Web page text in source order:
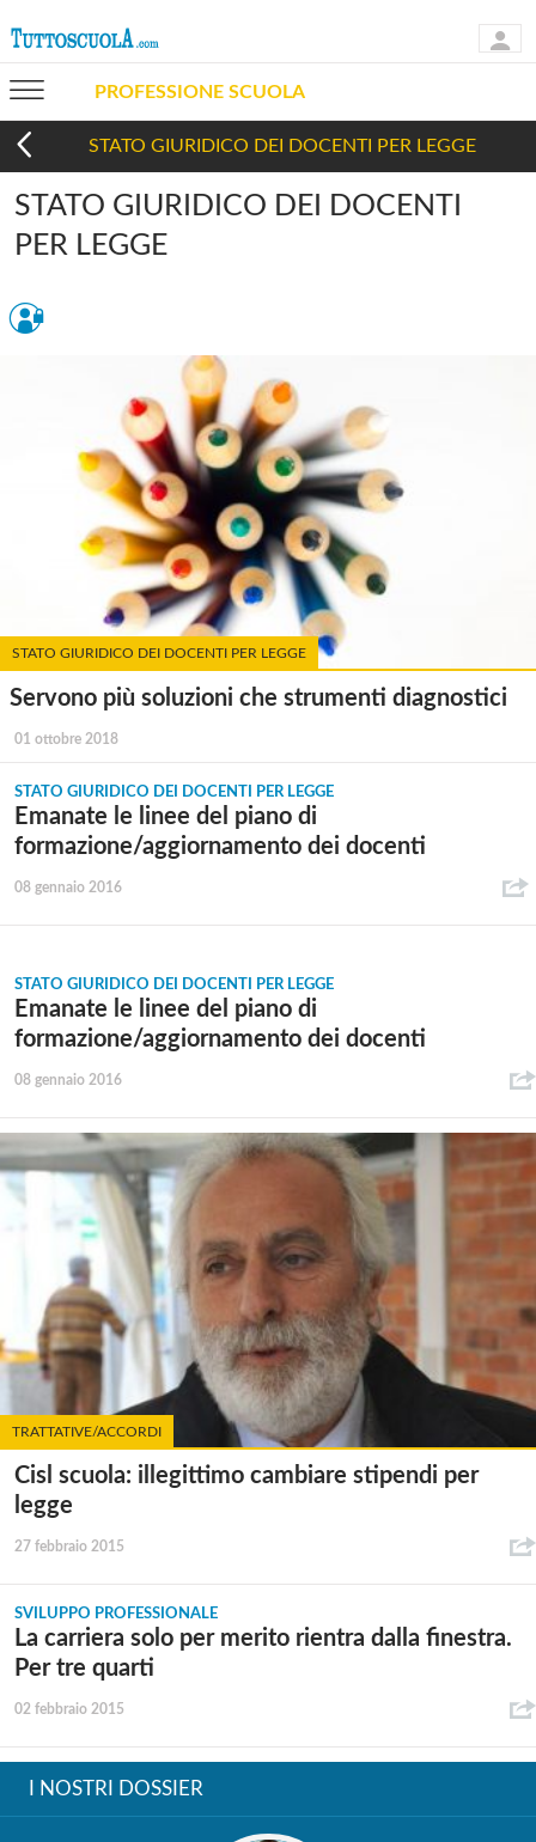
PROFESSIONE SCUOLA
STATO GIURIDICO DEI DOCENTI PER LEGGE
STATO GIURIDICO DEI DOCENTI
PER LEGGE
STATO GIURIDICO DEI DOCENTI PER LEGGE
Servono più soluzioni che strumenti diagnostici
01 ottobre 2018
STATO GIURIDICO DEI DOCENTI PER LEGGE
Emanate le linee del piano di
formazione/aggiornamento dei docenti
08 gennaio 2016
STATO GIURIDICO DEI DOCENTI PER LEGGE
Emanate le linee del piano di
formazione/aggiornamento dei docenti
08 gennaio 2016
TRATTATIVE/ACCORDI
Cisl scuola: illegittimo cambiare stipendi per
legge
27 febbraio 2015
SVILUPPO PROFESSIONALE
La carriera solo per merito rientra dalla finestra.
Per tre quarti
02 febbraio 2015
I NOSTRI DOSSIER